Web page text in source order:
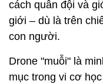
cách quân đội và
giới – dù là trên
con người.
Drone "muỗi" là
mục trong vi cơ